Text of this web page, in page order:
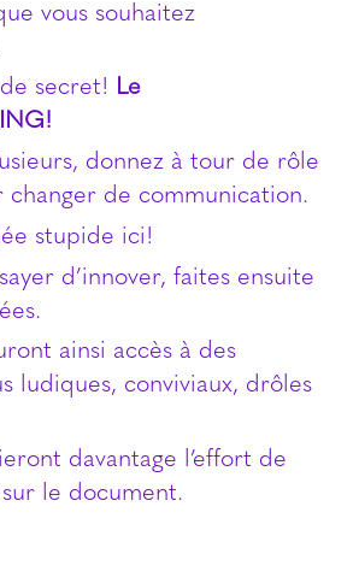
vous souhaitez
secret! Le
donnez à tour de rôle
changer de communication.
stupide ici!
d’innover, faites ensuite
ainsi accès à des
ludiques, conviviaux, drôles
davantage l’effort de
le document.